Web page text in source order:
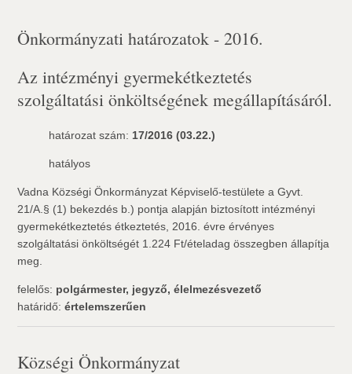
Önkormányzati határozatok - 2016.
Az intézményi gyermekétkeztetés
szolgáltatási önköltségének megállapításáról.
határozat szám: 17/2016 (03.22.)
hatályos
Vadna Községi Önkormányzat Képviselő-testülete a Gyvt.
21/A.§ (1) bekezdés b.) pontja alapján biztosított intézményi
gyermekétkeztetés étkeztetés, 2016. évre érvényes
szolgáltatási önköltségét 1.224 Ft/ételadag összegben állapítja
meg.
felelős: polgármester, jegyző, élelmezésvezető
határidő:értelemszerűen
Községi Önkormányzat